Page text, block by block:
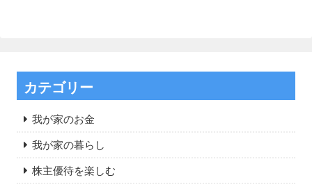
カテゴリー
我が家のお金
我が家の暮らし
株主優待を楽しむ